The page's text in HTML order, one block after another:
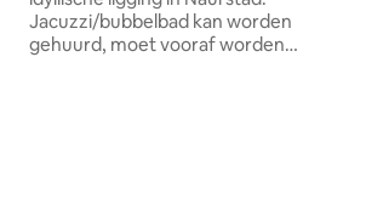
Jacuzzi/bubbelbad kan worden
gehuurd, moet vooraf worden